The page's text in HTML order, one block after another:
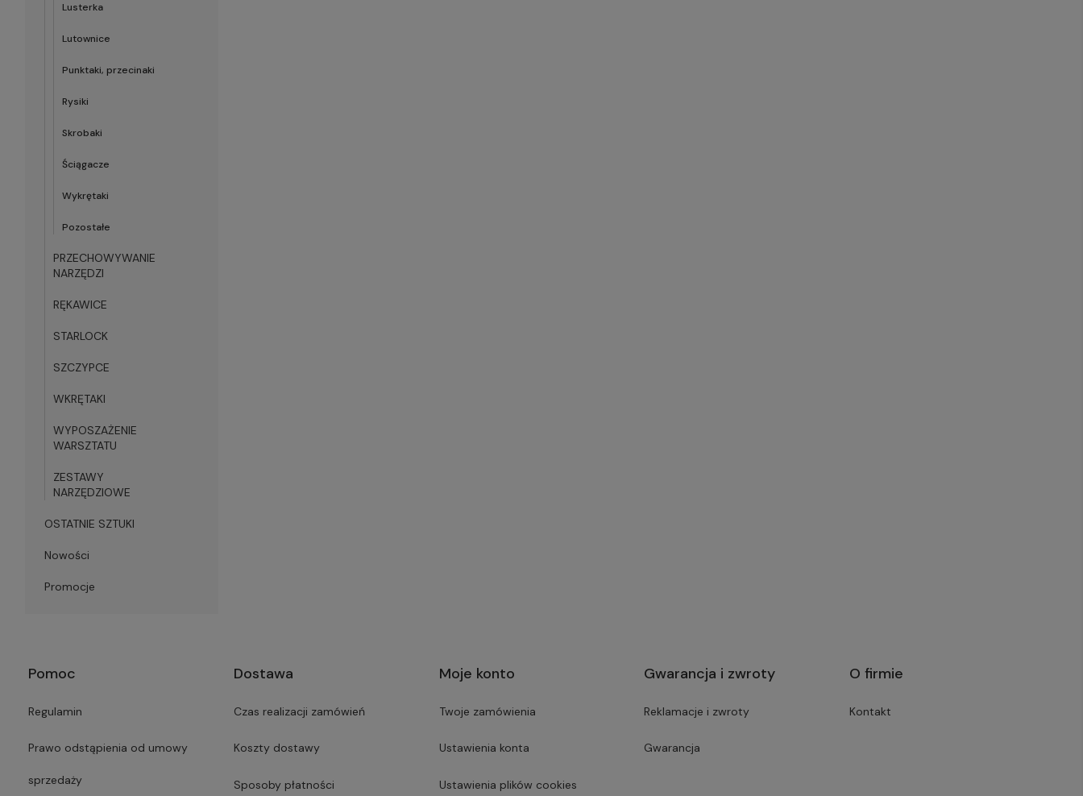
Lusterka
Lutownice
Punktaki, przecinaki
Rysiki
Skrobaki
Ściągacze
Wykrętaki
Pozostałe
PRZECHOWYWANIE
NARZĘDZI
RĘKAWICE
STARLOCK
SZCZYPCE
WKRĘTAKI
WYPOSZAŻENIE
WARSZTATU
ZESTAWY
NARZĘDZIOWE
OSTATNIE SZTUKI
Nowości
Promocje
Pomoc
Regulamin
Prawo odstąpienia od umowy
sprzedaży
Dostawa
Czas realizacji zamówień
Koszty dostawy
Sposoby płatności
Moje konto
Twoje zamówienia
Ustawienia konta
Ustawienia plików cookies
Gwarancja i zwroty
Reklamacje i zwroty
Gwarancja
O firmie
Kontakt